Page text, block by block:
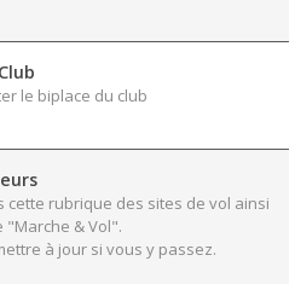
le biplace du club
cette rubrique des sites de vol ainsi
& Vol".
à jour si vous y passez.